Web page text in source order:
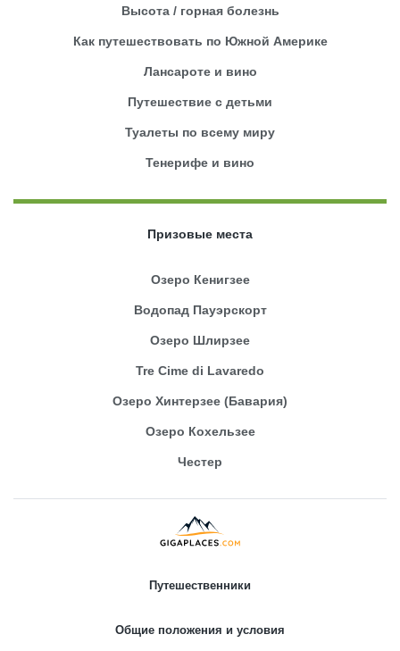
Высота / горная болезнь
Как путешествовать по Южной Америке
Лансароте и вино
Путешествие с детьми
Туалеты по всему миру
Тенерифе и вино
Призовые места
Озеро Кенигзее
Водопад Пауэрскорт
Озеро Шлирзее
Tre Cime di Lavaredo
Озеро Хинтерзее (Бавария)
Озеро Кохельзее
Честер
Путешественники
Общие положения и условия